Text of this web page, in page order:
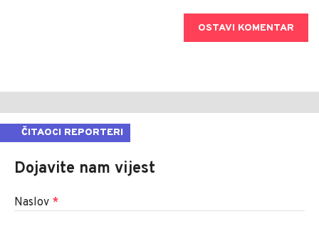
OSTAVI KOMENTAR
ČITAOCI REPORTERI
Dojavite nam vijest
Naslov *